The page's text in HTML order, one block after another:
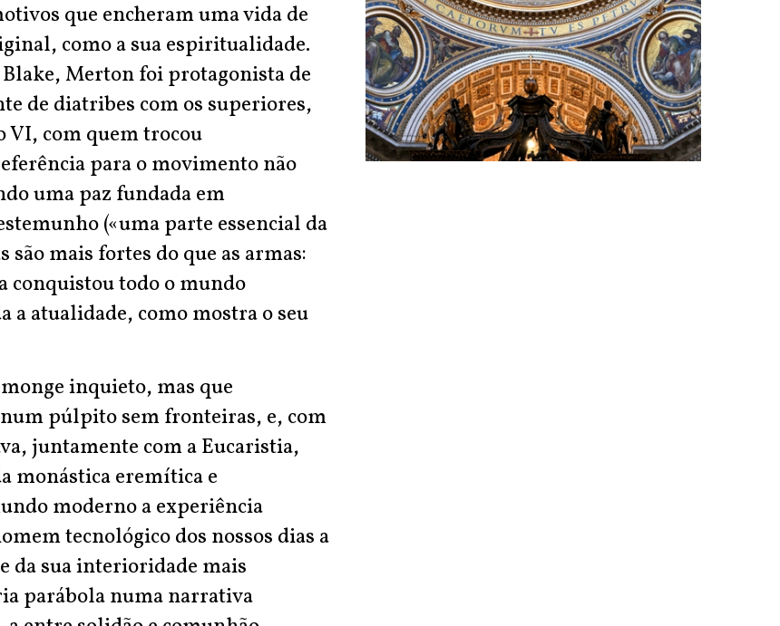
que encheram uma vida de
como a sua espiritualidade.
Merton foi protagonista de
de diatribes com os superiores,
VI, com quem trocou
para o movimento não
uma paz fundada em
(«uma parte essencial da
são mais fortes do que as armas:
todo o mundo
a atualidade, como mostra o seu
inquieto, mas que
púlpito sem fronteiras, e, com
juntamente com a Eucaristia,
monástica eremítica e
moderno a experiência
tecnológico dos nossos dias a
da sua interioridade mais
parábola numa narrativa